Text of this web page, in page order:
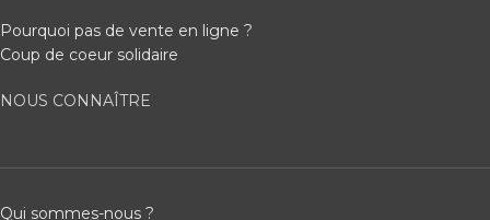
Pourquoi pas de vente en ligne ?
Coup de coeur solidaire
NOUS CONNAÎTRE
Qui sommes-nous ?